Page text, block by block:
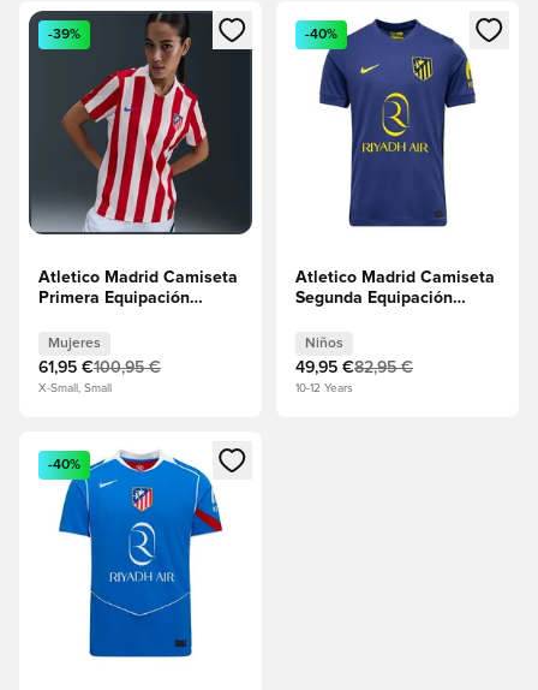
Abre un modal para iniciar sesión o registrarse como
-39%
Atletico Madrid Camiseta
Primera Equipación
Mujeres
61,95 €100,95 €
X-Small, Small
Abre un modal para iniciar
-40%
Atletico Madrid Camiseta
Segunda Equipación
Niños
49,95 €82,95 €
10-12 Years
Abre un modal para iniciar sesión o registrarse como
-40%